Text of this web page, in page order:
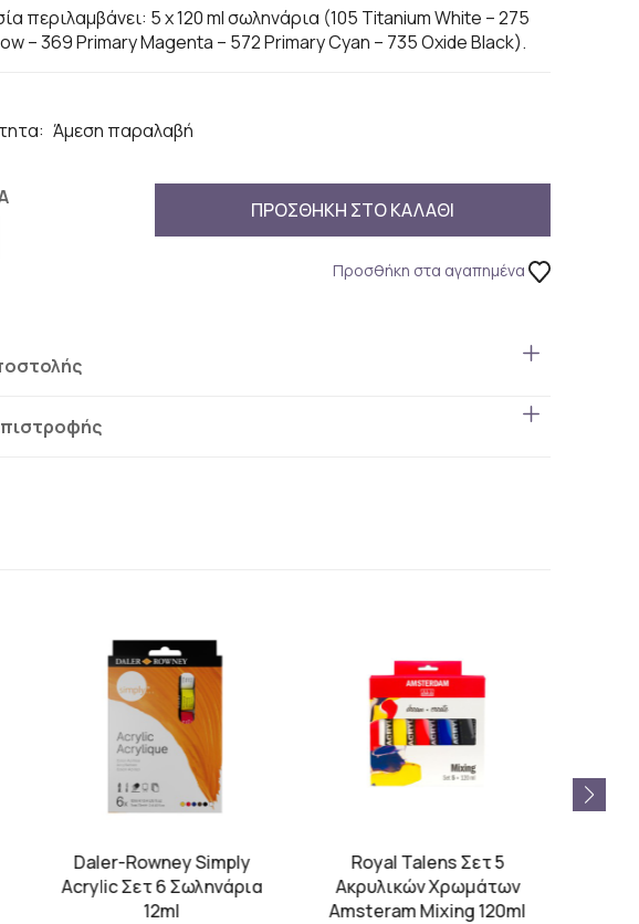
περιλαμβάνει: 5 x 120 ml σωληνάρια (105 Titanium White – 275
– 369 Primary Magenta – 572 Primary Cyan – 735 Oxide Black).
Άμεση παραλαβή
ΠΡΟΣΘΗΚΗ ΣΤΟ ΚΑΛΑΘΙ
Προσθήκη στα αγαπημένα
Daler-Rowney Simply
Acrylic Σετ 6 Σωληνάρια
12ml
Royal Talens Σετ 5
Ακρυλικών Χρωμάτων
Amsteram Mixing 120ml